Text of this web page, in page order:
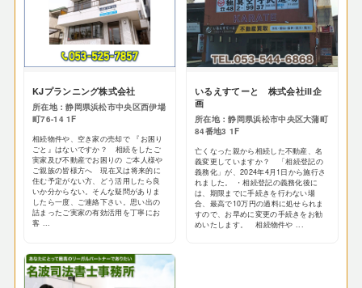
KJプランニング株式会社
所在地：静岡県浜松市中央区西伊場
町76-14 1F
相続物件や、空き家の売却で 『お困り
ごと』はないですか？ 相続をしたご
実家及び不動産でお困りの ご本人様や
ご親族の皆様方へ 現在又は将来的に
住む予定がない方、どう活用したら良
いか分からない。そんな疑問がありま
したら一度、ご連絡下さい。思い出の
詰まったご実家の有効活用を丁寧にお
客 ...
いるえすてーと 株式会社ill企
画
所在地：静岡県浜松市中央区大蒲町
84番地3 1F
亡くなった親から相続した不動産、名
義変更していますか？ 「相続登記の
義務化」が、2024年4月1日から施行さ
れました。 ・相続登記の義務化後に
は、期限までに手続きを行わない場
合、最高で10万円の過料に処せられま
すので、お早めに変更の手続きをお勧
めいたします。 相続物件や ...